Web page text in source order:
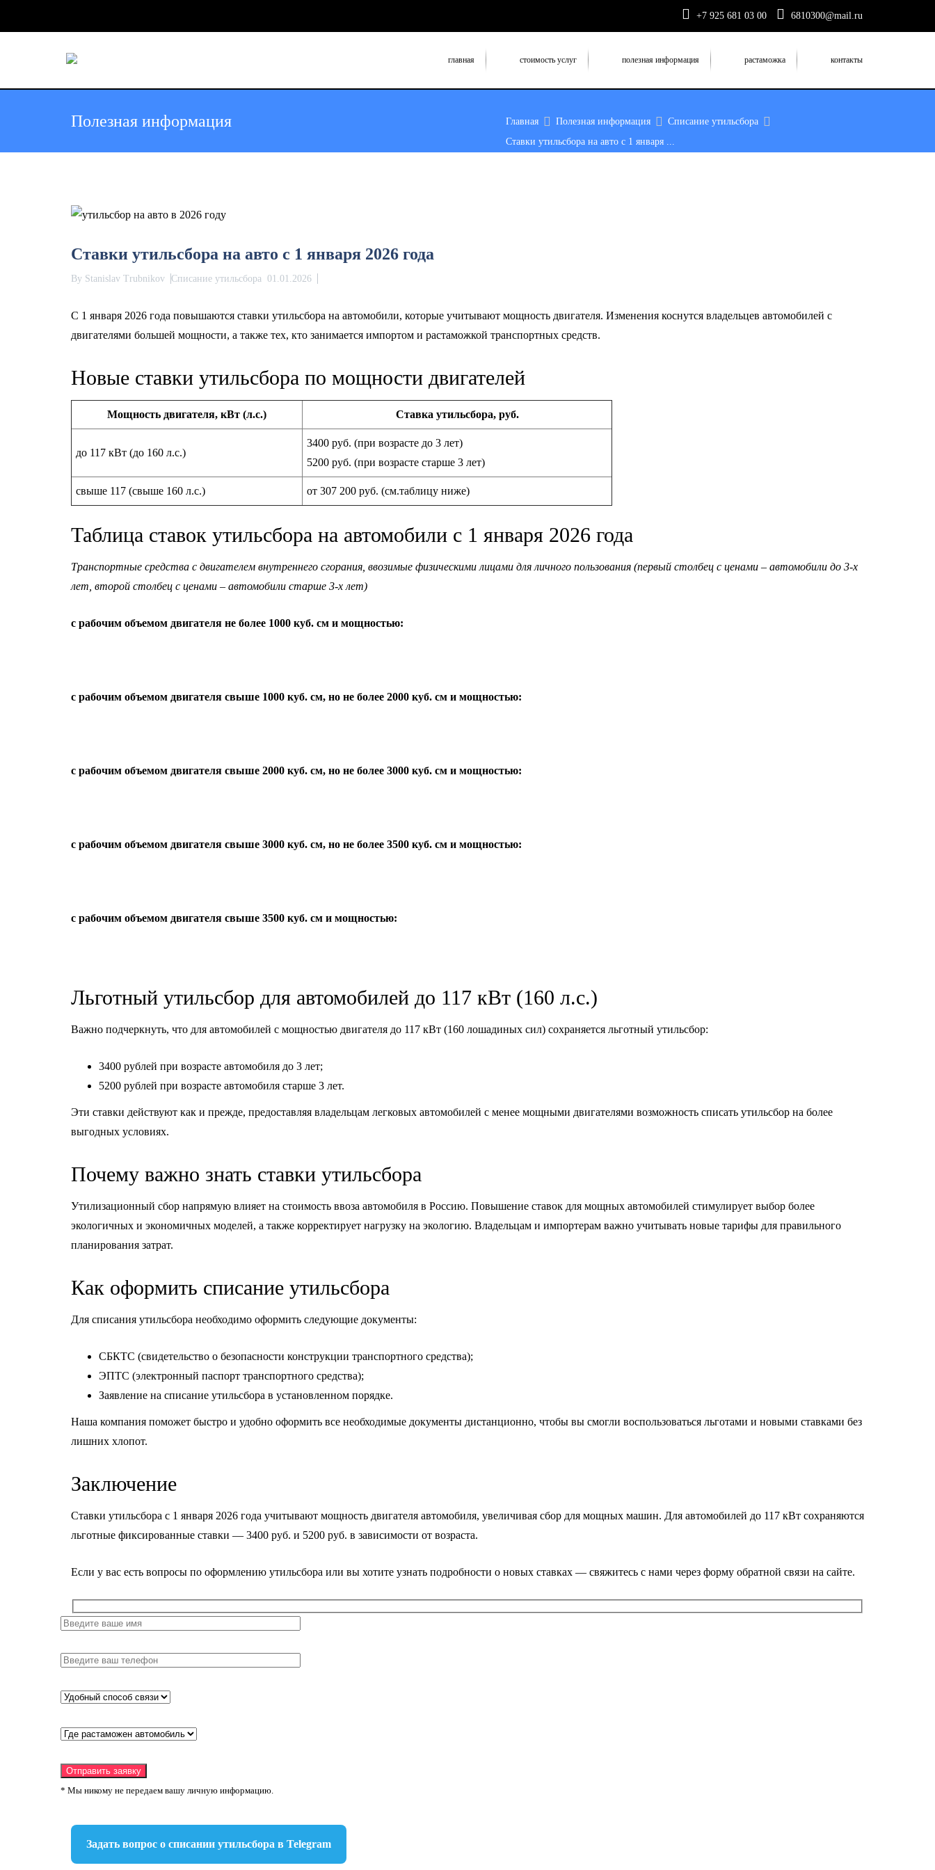
+7 925 681 03 00 6810300@mail.ru
главная стоимость услуг полезная информация растаможка контакты
Полезная информация Главная Полезная информация
Списание утильсбора
Ставки утильсбора на авто с 1 января ...
Ставки утильсбора на авто с 1 января 2026 года
By Stanislav Trubnikov Списание утильсбора 01.01.2026
С 1 января 2026 года повышаются ставки утильсбора на автомобили, которые учитывают мощность двигателя. Изменения коснутся владельцев автомобилей с
двигателями большей мощности, а также тех, кто занимается импортом и растаможкой транспортных средств.
Новые ставки утильсбора по мощности двигателей
Мощность двигателя, кВт (л.с.) Ставка утильсбора, руб.
до 117 кВт (до 160 л.с.)
3400 руб. (при возрасте до 3 лет)
5200 руб. (при возрасте старше 3 лет)
свыше 117 (свыше 160 л.с.) от 307 200 руб. (см.таблицу ниже)
Таблица ставок утильсбора на автомобили с 1 января 2026 года
Транспортные средства с двигателем внутреннего сгорания, ввозимые физическими лицами для личного пользования (первый столбец с ценами – автомобили до 3-х
лет, второй столбец с ценами – автомобили старше 3-х лет)
с рабочим объемом двигателя не более 1000 куб. см и мощностью:
с рабочим объемом двигателя свыше 1000 куб. см, но не более 2000 куб. см и мощностью:
с рабочим объемом двигателя свыше 2000 куб. см, но не более 3000 куб. см и мощностью:
с рабочим объемом двигателя свыше 3000 куб. см, но не более 3500 куб. см и мощностью:
с рабочим объемом двигателя свыше 3500 куб. см и мощностью:
Льготный утильсбор для автомобилей до 117 кВт (160 л.с.)
Важно подчеркнуть, что для автомобилей с мощностью двигателя до 117 кВт (160 лошадиных сил) сохраняется льготный утильсбор:
3400 рублей при возрасте автомобиля до 3 лет;
5200 рублей при возрасте автомобиля старше 3 лет.
Эти ставки действуют как и прежде, предоставляя владельцам легковых автомобилей с менее мощными двигателями возможность списать утильсбор на более
выгодных условиях.
Почему важно знать ставки утильсбора
Утилизационный сбор напрямую влияет на стоимость ввоза автомобиля в Россию. Повышение ставок для мощных автомобилей стимулирует выбор более
экологичных и экономичных моделей, а также корректирует нагрузку на экологию. Владельцам и импортерам важно учитывать новые тарифы для правильного
планирования затрат.
Как оформить списание утильсбора
Для списания утильсбора необходимо оформить следующие документы:
СБКТС (свидетельство о безопасности конструкции транспортного средства);
ЭПТС (электронный паспорт транспортного средства);
Заявление на списание утильсбора в установленном порядке.
Наша компания поможет быстро и удобно оформить все необходимые документы дистанционно, чтобы вы смогли воспользоваться льготами и новыми ставками без
лишних хлопот.
Заключение
Ставки утильсбора с 1 января 2026 года учитывают мощность двигателя автомобиля, увеличивая сбор для мощных машин. Для автомобилей до 117 кВт сохраняются
льготные фиксированные ставки — 3400 руб. и 5200 руб. в зависимости от возраста.
Если у вас есть вопросы по оформлению утильсбора или вы хотите узнать подробности о новых ставках — свяжитесь с нами через форму обратной связи на сайте.
* Мы никому не передаем вашу личную информацию.
Задать вопрос о списании утильсбора в Telegram